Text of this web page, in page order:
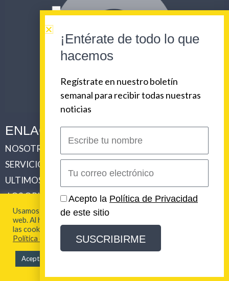
ENLACES CORPORATIVOS
NOSOTROS
SERVICIOS
ULTIMOS TRABAJOS
LOS ORIGENES DE URBAN BEAT
CONTACTO
2026 Urban Beat Contenidos
Usamos cookies para brindarte la mejor experiencia en esta
web. Al hacer clic en "Aceptar todo", acepta el uso de TODAS
las cookies. Para más información visita nuestra
Política de Cookies
Aceptar todo
¡Entérate de todo lo que
hacemos
Regístrate en nuestro boletín
semanal para recibir todas nuestras
noticias
nombre
electrónico
Acepto la Política de Privacidad
de este sitio
SUSCRIBIRME